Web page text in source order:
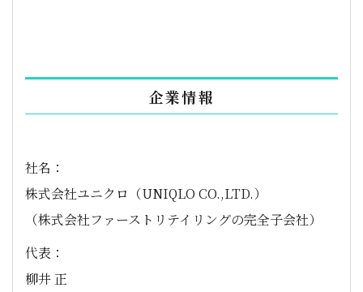
企業情報
社名：
株式会社ユニクロ（UNIQLO CO.,LTD.）
（株式会社ファーストリテイリングの完全子会社）
代表：
柳井 正